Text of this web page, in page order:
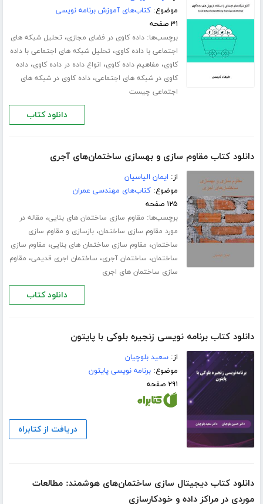
موضوع:کتاب‌های آموزش برنامه نویسی
۳۱ صفحه
برچسب‌ها:داده کاوی در فضای مجازی، تحلیل شبکه های
اجتماعی با داده کاوی، تحلیل شبکه های اجتماعی با داده
کاوی، مفاهیم داده کاوی، انواع داده در داده کاوی،داده
کاوی در شبکه های اجتماعی،داده کاوی در شبکه های
اجتماعی چیست
دانلود کتاب
دانلود کتاب مقاوم سازی و بهسازی ساختمان‌های آجری
از: ایمان الیاسیان
موضوع:کتاب‌های مهندسی عمران
۱۲۵ صفحه
برچسب‌ها: مقاوم سازی ساختمان های بنایی، مقاله در
مورد مقاوم سازی ساختمان،بازسازی و مقاوم سازی
ساختمان، مقاوم سازی ساختمان های بنایی، مقاوم سازی
ساختمان، ساختمان آجری، ساختمان اجری قدیمی، مقاوم
سازی ساختمان های اجری
دانلود کتاب
دانلود کتاب برنامه نویسی زنجیره بلوکی با پایتون
از:سعید بلوچیان
موضوع:برنامه نویسی پایتون
۲۹۱ صفحه
دریافت از کتابراه
دانلود کتاب دیجیتال سازی ساختمان‌های هوشمند: مطالعات
موردی در مراکز داده و خودکارسازی